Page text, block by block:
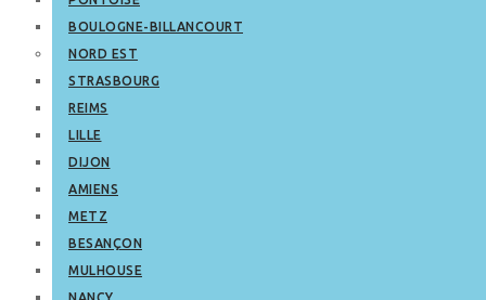
BOULOGNE-BILLANCOURT
NORD EST
STRASBOURG
REIMS
LILLE
DIJON
AMIENS
METZ
BESANÇON
MULHOUSE